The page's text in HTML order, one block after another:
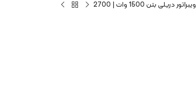
ویبراتور دریلی بتن 1500 وات | 2700